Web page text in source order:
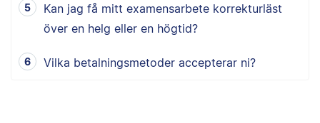
Kan jag få mitt examensarbete korrekturläst
över en helg eller en högtid?
Vilka betalningsmetoder accepterar ni?